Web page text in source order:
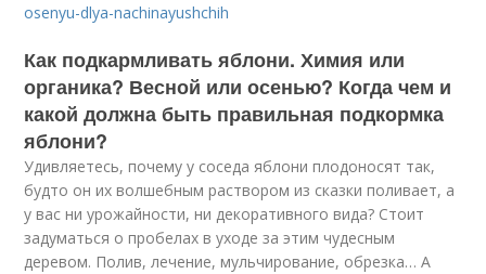
osenyu-dlya-nachinayushchih
Как подкармливать яблони. Химия или
органика? Весной или осенью? Когда чем и
какой должна быть правильная подкормка
яблони?
Удивляетесь, почему у соседа яблони плодоносят так,
будто он их волшебным раствором из сказки поливает, а
у вас ни урожайности, ни декоративного вида? Стоит
задуматься о пробелах в уходе за этим чудесным
деревом. Полив, лечение, мульчирование, обрезка… А